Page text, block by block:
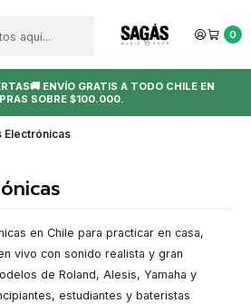
0
ENVÍO GRATIS A TODO CHILE EN
SOBRE $100.000.
Electrónicas
en Chile para practicar en casa,
vivo con sonido realista y gran
de Roland, Alesis, Yamaha y
estudiantes y bateristas